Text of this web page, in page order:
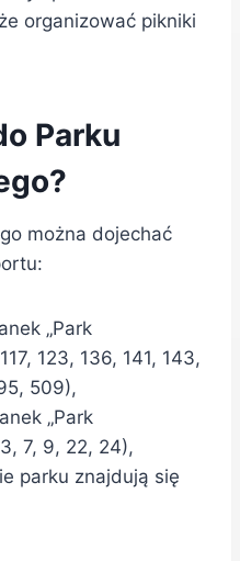
organizować pikniki
Parku
można dojechać
„Park
123, 136, 141, 143,
509),
„Park
7, 9, 22, 24),
parku znajdują się